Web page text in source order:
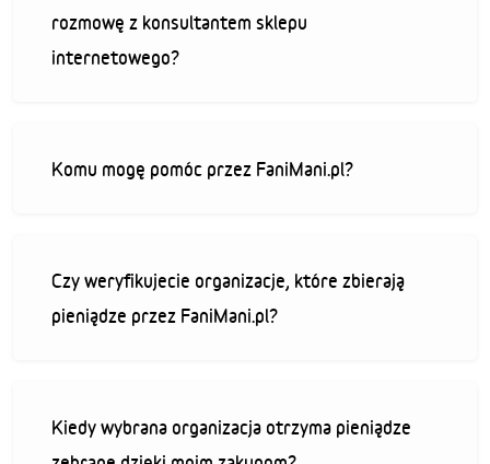
rozmowę z konsultantem sklepu
internetowego?
Komu mogę pomóc przez FaniMani.pl?
Czy weryfikujecie organizacje, które zbierają
pieniądze przez FaniMani.pl?
Kiedy wybrana organizacja otrzyma pieniądze